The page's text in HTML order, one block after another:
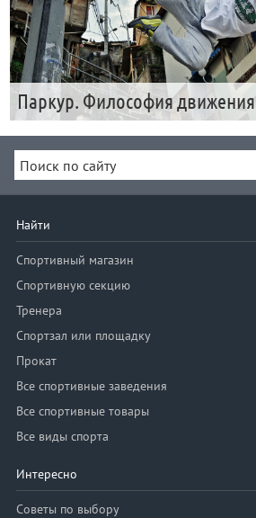
Паркур. Философия движения
Найти
Спортивный магазин
Спортивную секцию
Тренера
Спортзал или площадку
Прокат
Все спортивные заведения
Все спортивные товары
Все виды спорта
Интересно
Советы по выбору